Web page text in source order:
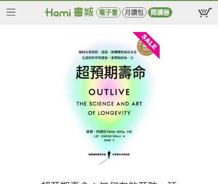
電子書 月讀包 閱讀器